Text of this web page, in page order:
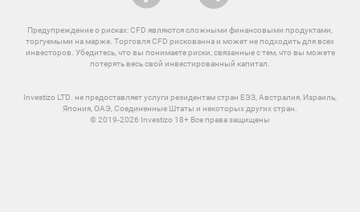
Предупреждение о рисках: CFD являются сложными финансовыми продуктами,
торгуемыми на марже. Торговля CFD рискованна и может не подходить для всех
инвесторов. Убедитесь, что вы понимаете риски, связанные с тем, что вы можете
потерять весь свой инвестированный капитал.
Investizo LTD. не предоставляет услуги резидентам стран ЕЭЗ, Австралия, Израиль,
Япония, ОАЭ, Соединенные Штаты и некоторых других стран.
© 2019-2026 Investizo 18+ Все права защищены